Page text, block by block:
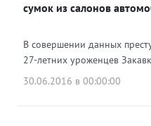
сумок из салонов
В совершении данных
27-летних уроженцев
30.06.2016 в 00:00:00